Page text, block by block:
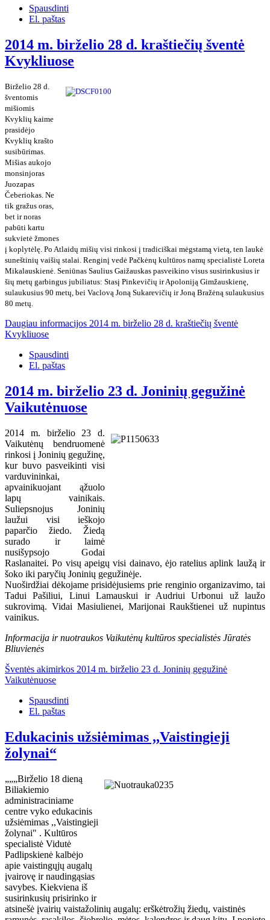
Spausdinti
El. paštas
2014 m. birželio 28 d. kraštiečių šventė
Kvykliuose
Birželio 28 d.
šventomis
mišiomis
Kvyklių kaime
prasidėjo
Kvyklių krašto
susibūrimas.
Mišias aukojo
monsinjoras
Juozapas
Čeberiokas. Ne
tik gražus oras,
bet ir noras
pabūti kartu
sukvietė žmones
į koplytėlę. Po Atlaidų mišių visi rinkosi į tradiciškai mėgstamą vietą, ten laukė
suneštinių vaišių stalai. Renginį vedė Pačkėnų kultūros namų specialistė Loreta
Mikalauskienė. Seniūnas Saulius Gaižauskas pasveikino visus susirinkusius ir
šių metų garbingus jubiliatus: Stasį Pinkevičių ir Apoloniją Gimžauskienę,
sulaukusius 90 metų, bei Vaclovą Joną Sukarevičių ir Joną Bražėną sulaukusius
80 metų.
Daugiau informacijos 2014 m. birželio 28 d. kraštiečių šventė
Kvykliuose
Spausdinti
El. paštas
2014 m. birželio 23 d. Joninių gegužinė
Vaikutėnuose
2014 m. birželio 23 d.
Vaikutėnų bendruomenė
rinkosi į Joninių gegužinę,
kur buvo pasveikinti visi
varduvininkai,
apvainikuojant ąžuolo
lapų vainikais.
Suliepsnojus Joninių
laužui visi ieškojo
paparčio žiedo. Žiedą
surado ir laimė
nusišypsojo Godai
Raslanaitei. Po visų apeigų visi dainavo, ėjo ratelius aplink laužą ir
šoko iki paryčių Joninių gegužinėje.
Nuoširdžiai dėkojame prisidėjusiems prie renginio organizavimo, tai
Tadui Pašiliui, Linui Lamauskui ir Audriui Urbonui už laužo
sukrovimą. Vidai Masiulienei, Marijonai Raukštienei už nupintus
vainikus.
Informacija ir nuotraukos Vaikutėnų kultūros specialistės Jūratės
Bliuvienės
Šventės akimirkos 2014 m. birželio 23 d. Joninių gegužinė
Vaikutėnuose
Spausdinti
El. paštas
Edukacinis užsiėmimas ,,Vaistingieji
žolynai“
„„„Birželio 18 dieną
Biliakiemio
administraciniame
centre vyko edukacinis
užsiėmimas ,,Vaistingieji
žolynai" . Kultūros
specialistė Vidutė
Padlipskienė kalbėjo
apie vaistingųjų augalų
įvairovę ir naudingąsias
savybes. Kiekviena iš
susirinkusių prisirinko ir
atsinešė įvairių vaistažolinių augalų: erškėtrožių žiedų, vaistinės